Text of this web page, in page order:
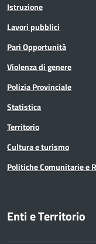
Istruzione
Lavori pubblici
Pari Opportunità
Violenza di genere
Polizia Provinciale
Statistica
Territorio
Cultura e turismo
Politiche Comunitarie e
Enti e Territorio